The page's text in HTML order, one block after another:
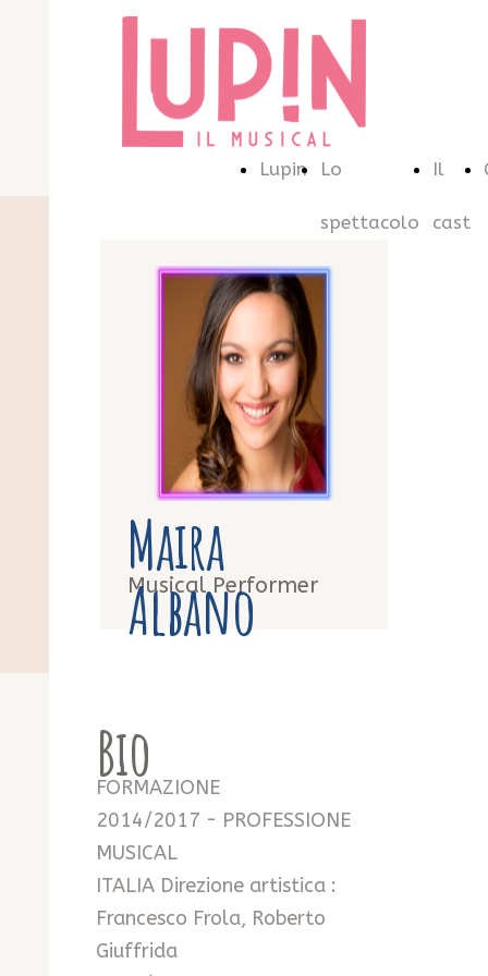
Lupin Lo
spettacolo
Il
cast
Maira
Albano
Musical Performer
Bio
FORMAZIONE
2014/2017 - PROFESSIONE
MUSICAL
ITALIA Direzione artistica :
Francesco Frola, Roberto
Giuffrida